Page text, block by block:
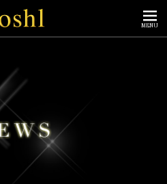
MENU